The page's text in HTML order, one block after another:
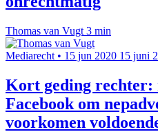
Thomas van Vugt 3 min
Mediarecht • 15 jun 2020 15 juni
Kort geding rechter:
Facebook om
voorkomen